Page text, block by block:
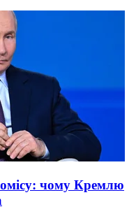
чому Кремлю